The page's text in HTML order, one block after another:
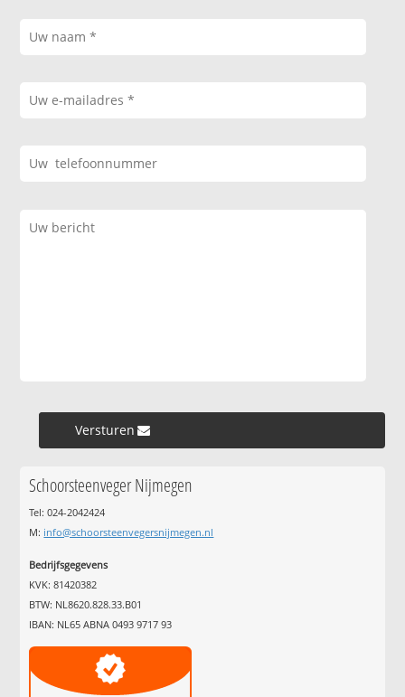
Versturen »
Schoorsteenveger Nijmegen
Tel: 024-2042424
M: info@schoorsteenvegersnijmegen.nl
Bedrijfsgegevens
KVK: 81420382
BTW: NL8620.828.33.B01
IBAN: NL65 ABNA 0493 9717 93